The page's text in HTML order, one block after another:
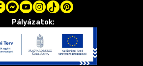
Pályázatok: